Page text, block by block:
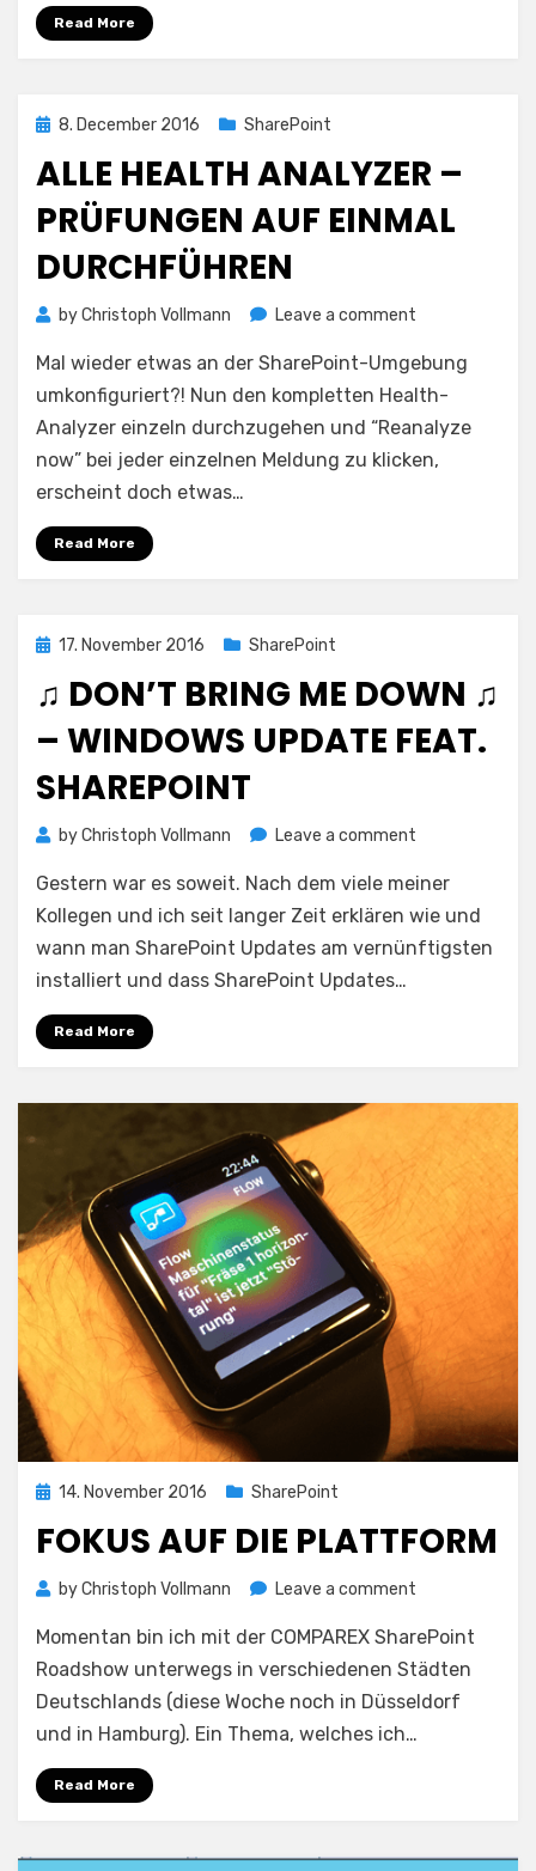
Read More
Posted
8. December 2016 SharePoint
ALLE HEALTH ANALYZER –
PRÜFUNGEN AUF EINMAL
DURCHFÜHREN
byChristoph Vollmann Leave a comment
Health
Analyzer
–
auf
Mal wieder etwas an der SharePoint-Umgebung
umkonfiguriert?! Nun den kompletten Health-
Analyzer einzeln durchzugehen und “Reanalyze
now” bei jeder einzelnen Meldung zu klicken,
erscheint doch etwas…
Read More
Posted
17. November 2016 SharePoint
♫ DON’T BRING ME DOWN ♫
– WINDOWS UPDATE FEAT.
SHAREPOINT
byChristoph Vollmann Leave a comment
Don’t
bring
me
down
SharePoint
Gestern war es soweit. Nach dem viele meiner
Kollegen und ich seit langer Zeit erklären wie und
wann man SharePoint Updates am vernünftigsten
installiert und dass SharePoint Updates…
Read More
Posted
14. November 2016 SharePoint
FOKUS AUF DIE PLATTFORM
byChristoph Vollmann Leave a comment
auf
die
Plattform
Momentan bin ich mit der COMPAREX SharePoint
Roadshow unterwegs in verschiedenen Städten
Deutschlands (diese Woche noch in Düsseldorf
und in Hamburg). Ein Thema, welches ich…
Read More